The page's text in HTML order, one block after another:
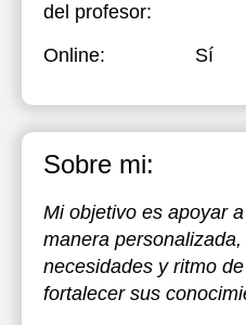
del profesor:
Online: Sí
Sobre mi:
Mi objetivo es apoyar
manera
necesidades y ritmo
fortalecer sus